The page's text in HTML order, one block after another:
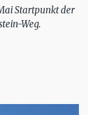
Startpunkt der
Weg.